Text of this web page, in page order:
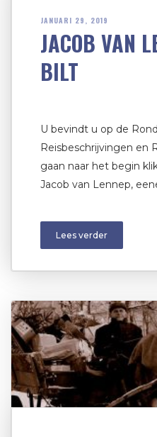
JANUARI 29, 2019
JACOB VAN
BILT
U bevindt u op de
Reisbeschrijvingen en
gaan naar het begin
Jacob van Lennep,
Lees verder